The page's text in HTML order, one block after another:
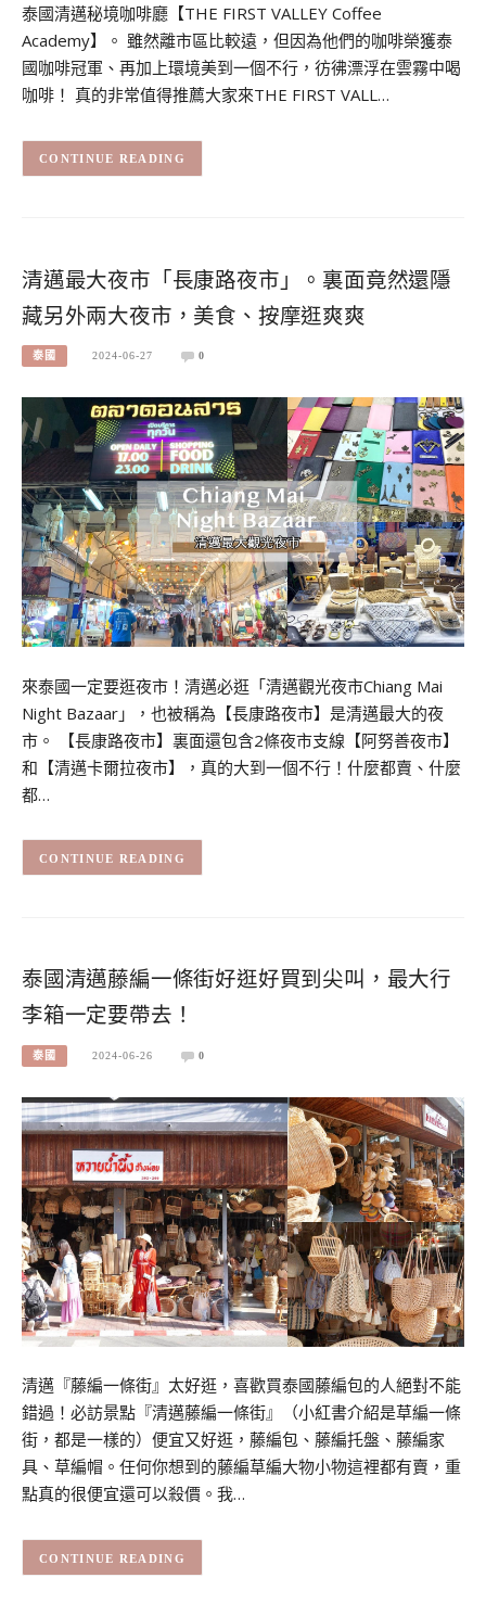
泰國清邁秘境咖啡廳【THE FIRST VALLEY Coffee
Academy】。 雖然離市區比較遠，但因為他們的咖啡榮獲泰
國咖啡冠軍、再加上環境美到一個不行，彷彿漂浮在雲霧中喝
咖啡！ 真的非常值得推薦大家來THE FIRST VALL…
CONTINUE READING
清邁最大夜市「長康路夜市」。裏面竟然還隱
藏另外兩大夜市，美食、按摩逛爽爽
泰國 2024-06-27 0
來泰國一定要逛夜市！清邁必逛「清邁觀光夜市Chiang Mai
Night Bazaar」，也被稱為【長康路夜市】是清邁最大的夜
市。 【長康路夜市】裏面還包含2條夜市支線【阿努善夜市】
和【清邁卡爾拉夜市】，真的大到一個不行！什麼都賣、什麼
都…
CONTINUE READING
泰國清邁藤編一條街好逛好買到尖叫，最大行
李箱一定要帶去！
泰國 2024-06-26 0
清邁『藤編一條街』太好逛，喜歡買泰國藤編包的人絕對不能
錯過！必訪景點『清邁藤編一條街』（小紅書介紹是草編一條
街，都是一樣的）便宜又好逛，藤編包、藤編托盤、藤編家
具、草編帽。任何你想到的藤編草編大物小物這裡都有賣，重
點真的很便宜還可以殺價。我…
CONTINUE READING